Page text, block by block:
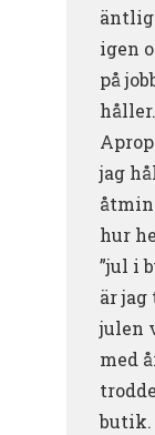
igen
på
håller.
jag
hur
”jul i
är
julen
med
butik.